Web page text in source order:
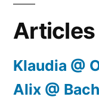
Klaudia @
Alix @